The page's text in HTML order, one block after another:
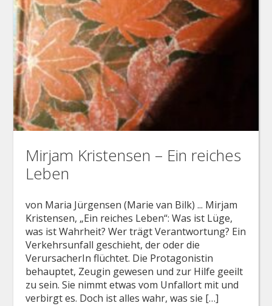
Mirjam Kristensen – Ein reiches
Leben
von Maria Jürgensen (Marie van Bilk) ... Mirjam
Kristensen, „Ein reiches Leben“: Was ist Lüge,
was ist Wahrheit? Wer trägt Verantwortung? Ein
Verkehrsunfall geschieht, der oder die
VerursacherIn flüchtet. Die Protagonistin
behauptet, Zeugin gewesen und zur Hilfe geeilt
zu sein. Sie nimmt etwas vom Unfallort mit und
verbirgt es. Doch ist alles wahr, was sie […]